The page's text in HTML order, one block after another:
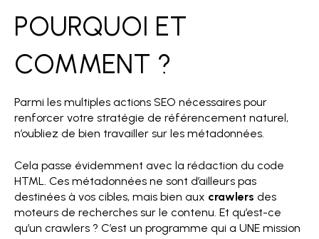
POURQUOI ET
COMMENT ?
Parmi les multiples actions SEO nécessaires pour
renforcer votre stratégie de référencement naturel,
n’oubliez de bien travailler sur les métadonnées.
Cela passe évidemment avec la rédaction du code
HTML. Ces métadonnées ne sont d’ailleurs pas
destinées à vos cibles, mais bien aux crawlers des
moteurs de recherches sur le contenu. Et qu’est-ce
qu’un crawlers ? C’est un programme qui a UNE mission